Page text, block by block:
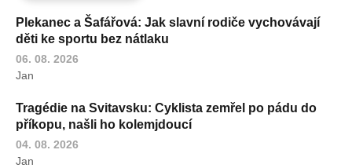
Plekanec a Šafářová: Jak slavní rodiče vychovávají
děti ke sportu bez nátlaku
06. 08. 2026
Jan
Tragédie na Svitavsku: Cyklista zemřel po pádu do
příkopu, našli ho kolemjdoucí
04. 08. 2026
Jan